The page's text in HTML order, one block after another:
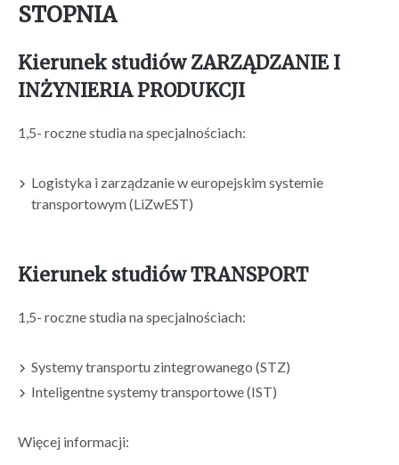
STOPNIA
Kierunek studiów ZARZĄDZANIE I
INŻYNIERIA PRODUKCJI
1,5- roczne studia na specjalnościach:
Logistyka i zarządzanie w europejskim systemie
transportowym (LiZwEST)
Kierunek studiów TRANSPORT
1,5- roczne studia na specjalnościach:
Systemy transportu zintegrowanego (STZ)
Inteligentne systemy transportowe (IST)
Więcej informacji: